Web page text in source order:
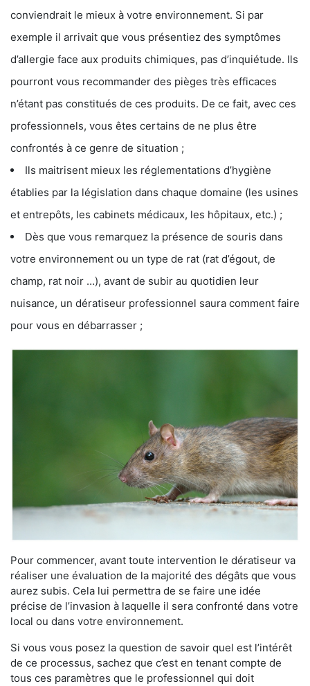
conviendrait le mieux à votre environnement. Si par
exemple il arrivait que vous présentiez des symptômes
d’allergie face aux produits chimiques, pas d’inquiétude. Ils
pourront vous recommander des pièges très efficaces
n’étant pas constitués de ces produits. De ce fait, avec ces
professionnels, vous êtes certains de ne plus être
confrontés à ce genre de situation ;
Ils maitrisent mieux les réglementations d’hygiène
établies par la législation dans chaque domaine (les usines
et entrepôts, les cabinets médicaux, les hôpitaux, etc.) ;
Dès que vous remarquez la présence de souris dans
votre environnement ou un type de rat (rat d’égout, de
champ, rat noir …), avant de subir au quotidien leur
nuisance, un dératiseur professionnel saura comment faire
pour vous en débarrasser ;
Pour commencer, avant toute intervention le dératiseur va
réaliser une évaluation de la majorité des dégâts que vous
aurez subis. Cela lui permettra de se faire une idée
précise de l’invasion à laquelle il sera confronté dans votre
local ou dans votre environnement.
Si vous vous posez la question de savoir quel est l’intérêt
de ce processus, sachez que c’est en tenant compte de
tous ces paramètres que le professionnel qui doit